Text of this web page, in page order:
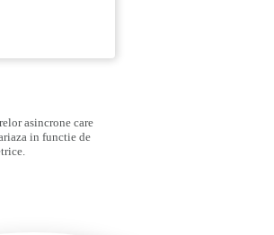
asincrone care
in functie de